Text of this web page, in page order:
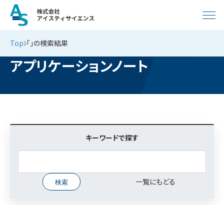
Top 「」の検索結果
アプリケーションノート
キーワードで探す
一覧にもどる